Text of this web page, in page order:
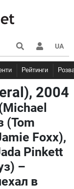
UA
Рейтинги
2004
(Tom
Foxx),
Pinkett
–
в